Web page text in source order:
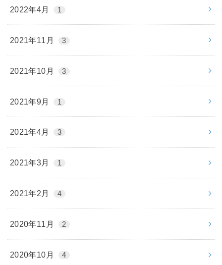
2022年4月 1
2021年11月 3
2021年10月 3
2021年9月 1
2021年4月 3
2021年3月 1
2021年2月 4
2020年11月 2
2020年10月 4